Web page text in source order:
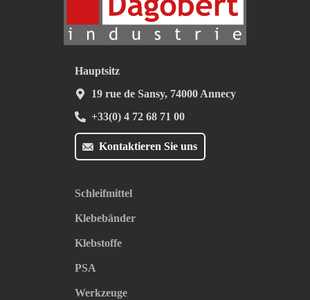
Kontaktieren Sie uns
Hauptsitz
19 rue de Sansy, 74000 Annecy
+33(0) 4 72 68 71 00
Schleifmittel
Klebebänder
Klebstoffe
PSA
Werkzeuge